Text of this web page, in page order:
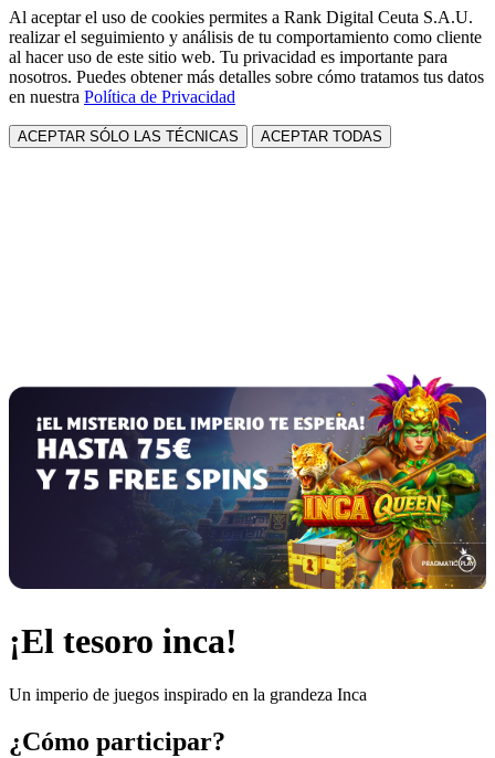
Al aceptar el uso de cookies permites a Rank Digital Ceuta S.A.U.
realizar el seguimiento y análisis de tu comportamiento como cliente
al hacer uso de este sitio web. Tu privacidad es importante para
nosotros. Puedes obtener más detalles sobre cómo tratamos tus datos
en nuestra Política de Privacidad
ACEPTAR SÓLO LAS TÉCNICAS ACEPTAR TODAS
¡El tesoro inca!
Un imperio de juegos inspirado en la grandeza Inca
¿Cómo participar?